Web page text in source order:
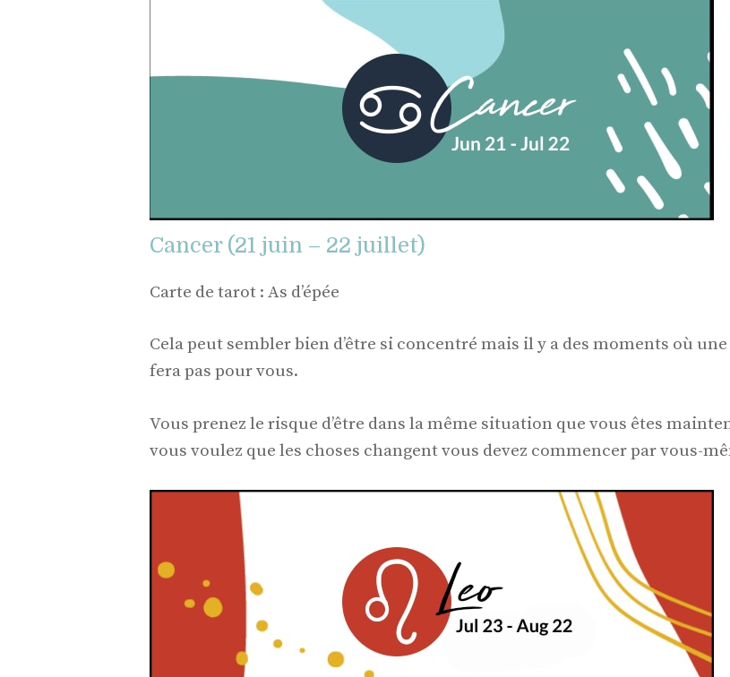
Cancer (21 juin – 22 juillet)
Carte de tarot : As d’épée
Cela peut sembler bien d’être si concentré mais il y a des moments où
fera pas pour vous.
Vous prenez le risque d’être dans la même situation que vous êtes
vous voulez que les choses changent vous devez commencer par vous-